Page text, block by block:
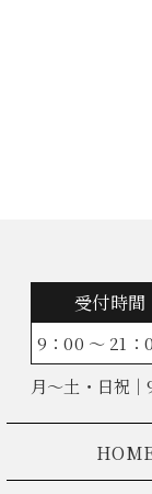
受付時間
9：00 ～ 21：
月～土・日祝